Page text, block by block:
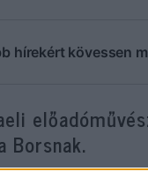
hírekért kövessen
Borsnak.